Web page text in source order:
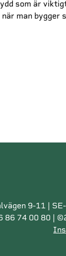
som är
man bygger
9-11 |
86 74 00 80 |